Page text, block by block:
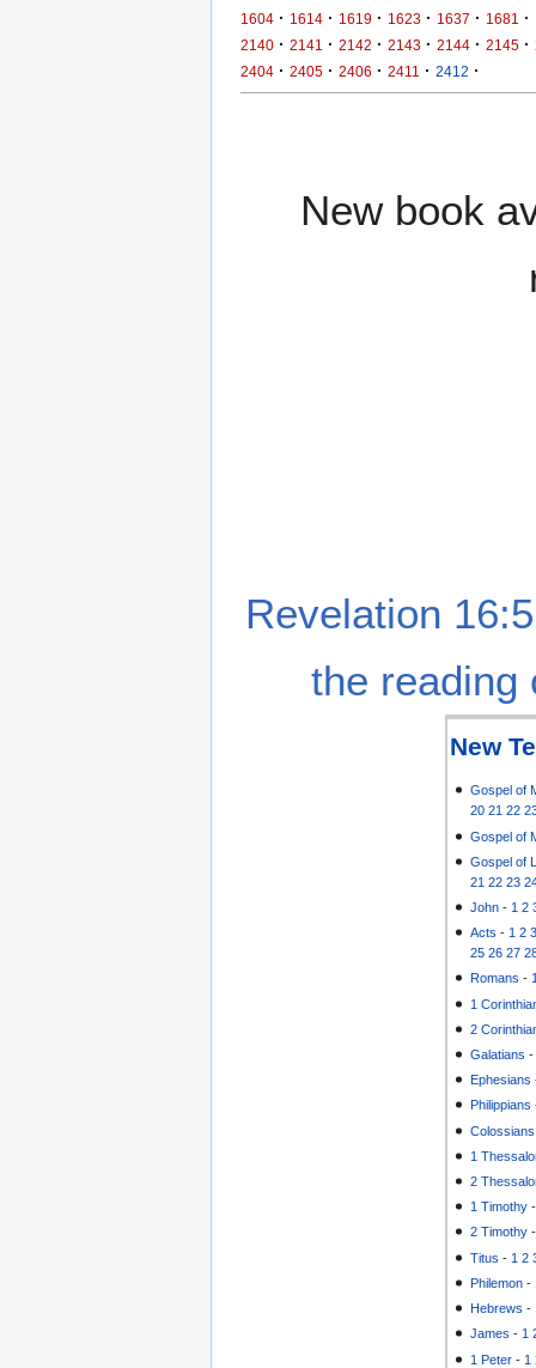
1604 · 1614 · 1619 · 1623 · 1637 · 1681 ·
2140 · 2141 · 2142 · 2143 · 2144 · 2145 ·
2404 · 2405 · 2406 · 2411 · 2412 ·
New book
Revelation
the reading
New
Gospel of
20 21 22
Gospel of
Gospel of
21 22 23
John - 1 2
Acts - 1 2
25 26 27
Romans -
1
2
Galatians
Ephesians
Philippians
Colossians
1
2
1 Timothy
2 Timothy
Titus - 1 2
Philemon -
Hebrews -
James - 1
1 Peter - 1